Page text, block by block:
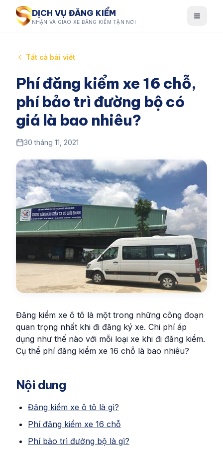
DỊCH VỤ ĐĂNG KIỂM
NHẬN VÀ GIAO XE ĐĂNG KIỂM TẬN NƠI
Tất cả bài viết
Phí đăng kiểm xe 16 chỗ,
phí bảo trì đường bộ có
giá là bao nhiêu?
30 tháng 11, 2021
Đăng kiểm xe ô tô là một trong những công đoạn
quan trọng nhất khi đi đăng ký xe. Chi phí áp
dụng như thế nào với mỗi loại xe khi đi đăng kiểm.
Cụ thể phí đăng kiểm xe 16 chỗ là bao nhiêu?
Nội dung
Đăng kiểm xe ô tô là gì?
Phí đăng kiểm xe 16 chỗ
Phí bảo trì đường bộ là gì?